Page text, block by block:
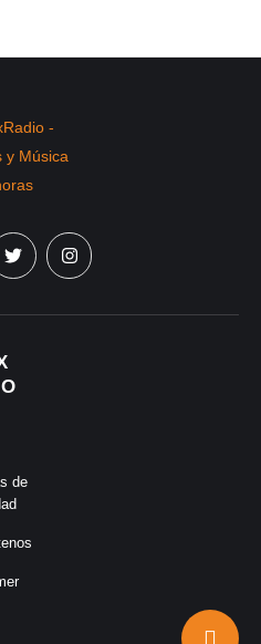
de